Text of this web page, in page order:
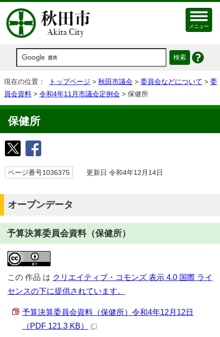
メニュー
現在の位置： トップページ > 秋田市議会 > 委員会などについて > 委
員会資料 > 令和4年11月市議会定例会 > 保健所
保健所
ページ番号1036375 更新日 令和4年12月14日
オープンデータ
予算決算委員会資料（保健所）
この 作品 は クリエイティブ・コモンズ 表示 4.0 国際 ライ
センスの下に提供されています。
予算決算委員会資料（保健所）令和4年12月12日
（PDF 121.3 KB）